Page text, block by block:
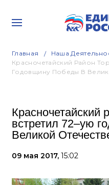
Главная Наша
Красночетайский Район
Годовщину Победы В
Красночетайский
встретил 72–ую
Великой
09 мая 2017, 15:02